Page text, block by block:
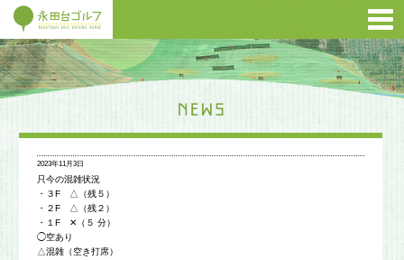
2023年11月3日
只今の混雑状況
・３F △（残５）
・２F △（残２）
・１F ✕（５ 分）
◯空あり
△混雑（空き打席）